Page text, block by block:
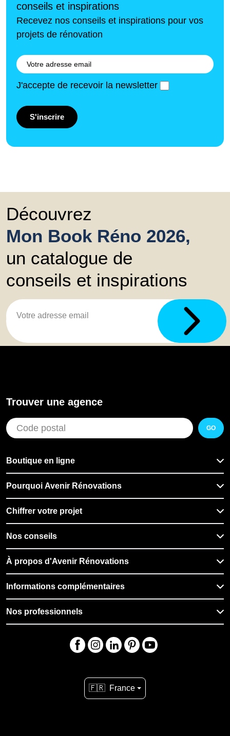
conseils et inspirations
Recevez nos conseils et inspirations pour vos
projets de rénovation
J'accepte de recevoir la newsletter
S'inscrire
Découvrez
Mon Book Réno 2026,
un catalogue de
conseils et inspirations
Trouver une agence
GO
Boutique en ligne
Pourquoi Avenir Rénovations
Chiffrer votre projet
Nos conseils
À propos d'Avenir Rénovations
Informations complémentaires
Nos professionnels
🇫🇷 France